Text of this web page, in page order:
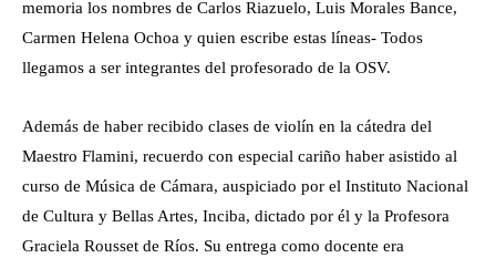
memoria los nombres de Carlos Riazuelo, Luis Morales Bance,
Carmen Helena Ochoa y quien escribe estas líneas- Todos
llegamos a ser integrantes del profesorado de la OSV.
Además de haber recibido clases de violín en la cátedra del
Maestro Flamini, recuerdo con especial cariño haber asistido al
curso de Música de Cámara, auspiciado por el Instituto Nacional
de Cultura y Bellas Artes, Inciba, dictado por él y la Profesora
Graciela Rousset de Ríos. Su entrega como docente era